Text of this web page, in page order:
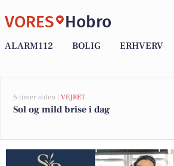
VORES Hobro
ALARM112 BOLIG ERHVERV
6 timer siden | VEJRET
Sol og mild brise i dag